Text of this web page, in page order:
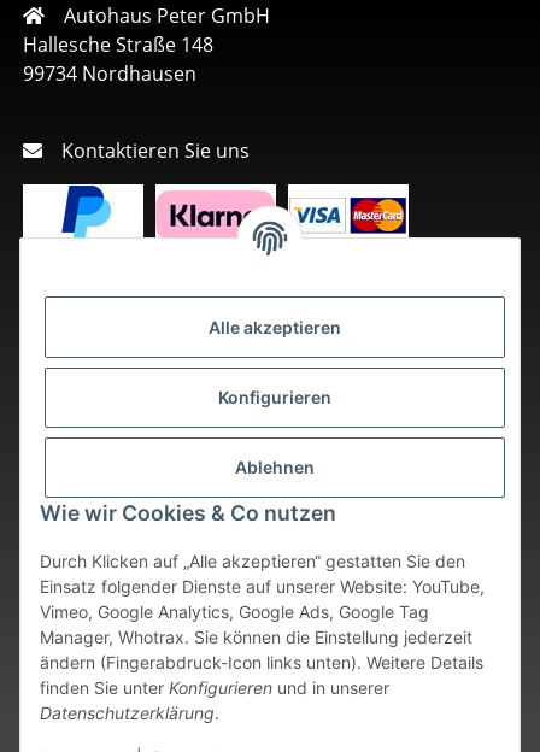
Alle akzeptieren
Konfigurieren
Ablehnen
Wie wir Cookies & Co nutzen
Durch Klicken auf „Alle akzeptieren“ gestatten Sie den
Einsatz folgender Dienste auf unserer Website: YouTube,
Vimeo, Google Analytics, Google Ads, Google Tag
Manager, Whotrax. Sie können die Einstellung jederzeit
ändern (Fingerabdruck-Icon links unten). Weitere Details
finden Sie unter Konfigurieren und in unserer
Datenschutzerklärung.
Autohaus Peter GmbH
Hallesche Straße 148
99734 Nordhausen
Kontaktieren Sie uns
Vertrag widerrufen
* Alle Preise inkl. gesetzlicher USt., zzgl.Versand
verfügbaren Artikeln erfolgt der Versand innerhalb von 24